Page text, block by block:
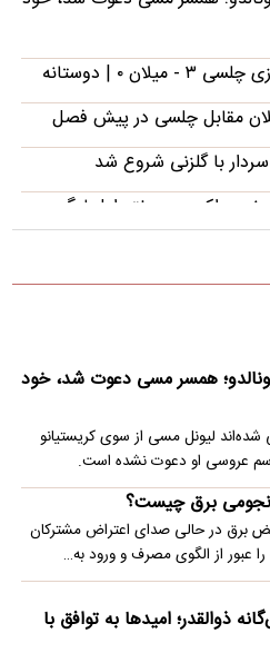
۰ | دوستانه
مقابل چلسی در پیش فصل
با گلزنی شروع شد
دنیس اکرت در هفته اول لیگ
ببینید؛ خلاصه بازی پاری سن ژرمن ۱ -
به اسرائیل
برق چیست؟
همسر مسی دعوت شد، خود
شده‌اند لیونل مسی از سوی کریستیانو
عروسی او دعوت نشده است.
برق چیست؟
برق در حالی صدای اعتراض مشترکان
را عبور از الگوی مصرف و ورود به…
ذوالقدر؛ امیدها به توافق با